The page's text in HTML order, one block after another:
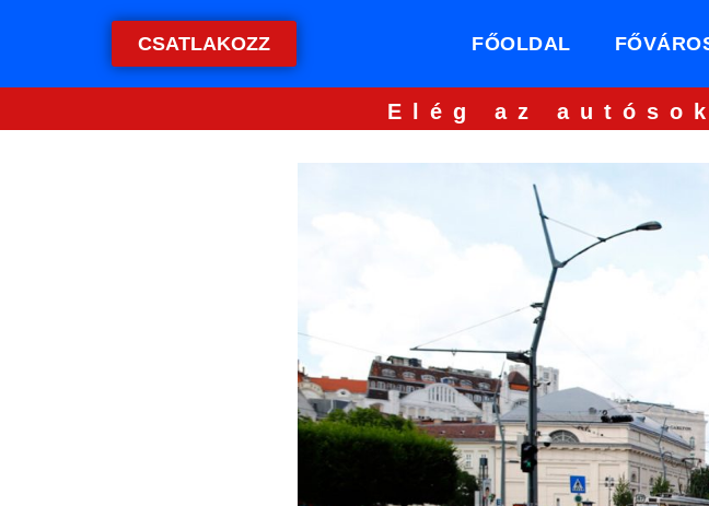
CSATLAKOZZ FŐOLDAL
Elég az